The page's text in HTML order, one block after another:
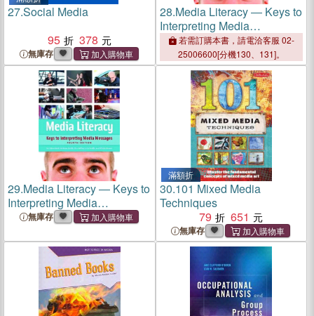
27.Social Media
95
378
無庫存
28.Media Literacy ― Keys to
Interpreting Media
Messages
若需訂購本書，請電洽客服 02-
25006600[分機130、131]。
29.Media Literacy ― Keys to
Interpreting Media
Messages
無庫存
滿額折
30.101 Mixed Media
Techniques
79
651
無庫存